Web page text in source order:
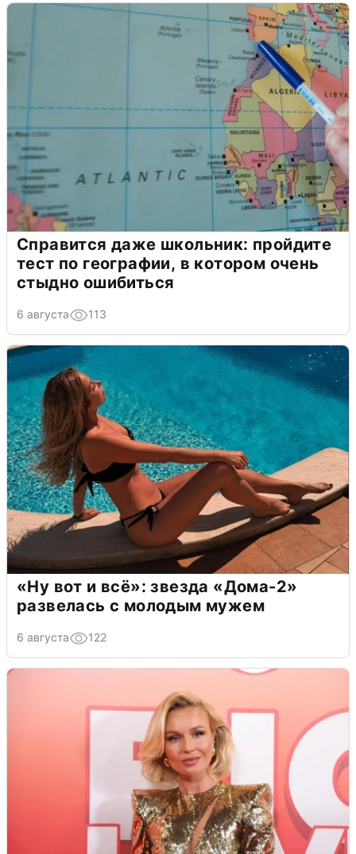
Справится даже школьник: пройдите
тест по географии, в котором очень
стыдно ошибиться
6 августа 113
«Ну вот и всё»: звезда «Дома-2»
развелась с молодым мужем
6 августа 122